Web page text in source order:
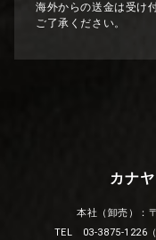
海外からの送金は受け
ご了承ください。
カナ
本社（卸売）：
TEL 03-3875-1226